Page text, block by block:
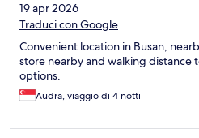
19 apr 2026
Traduci con Google
Convenient location in Busan,
store nearby and walking distance
options.
Audra, viaggio di 4 notti